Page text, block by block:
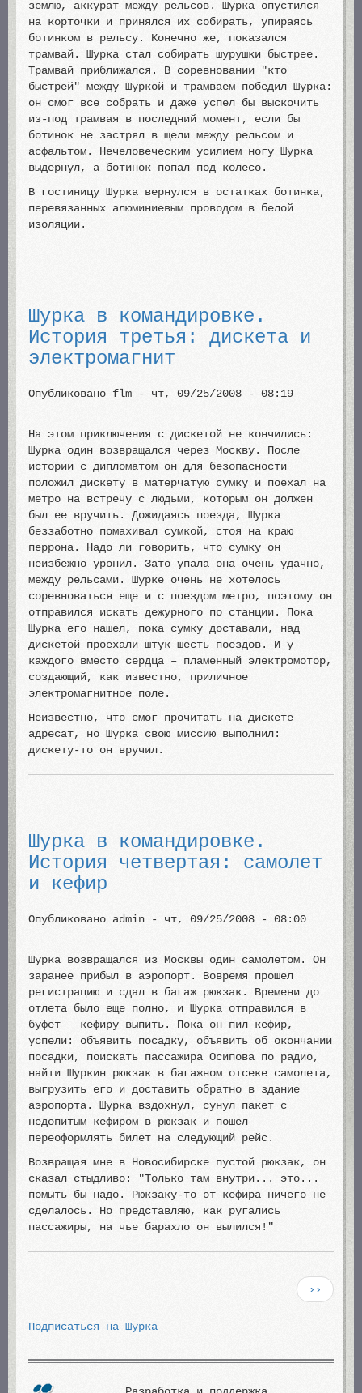
землю, аккурат между рельсов. Шурка опустился
на корточки и принялся их собирать, упираясь
ботинком в рельсу. Конечно же, показался
трамвай. Шурка стал собирать шурушки быстрее.
Трамвай приближался. В соревновании "кто
быстрей" между Шуркой и трамваем победил Шурка:
он смог все собрать и даже успел бы выскочить
из-под трамвая в последний момент, если бы
ботинок не застрял в щели между рельсом и
асфальтом. Нечеловеческим усилием ногу Шурка
выдернул, а ботинок попал под колесо.
В гостиницу Шурка вернулся в остатках ботинка,
перевязанных алюминиевым проводом в белой
изоляции.
Шурка в командировке.
История третья: дискета и
электромагнит
Опубликовано flm - чт, 09/25/2008 - 08:19
На этом приключения с дискетой не кончились:
Шурка один возвращался через Москву. После
истории с дипломатом он для безопасности
положил дискету в матерчатую сумку и поехал на
метро на встречу с людьми, которым он должен
был ее вручить. Дожидаясь поезда, Шурка
беззаботно помахивал сумкой, стоя на краю
перрона. Надо ли говорить, что сумку он
неизбежно уронил. Зато упала она очень удачно,
между рельсами. Шурке очень не хотелось
соревноваться еще и с поездом метро, поэтому он
отправился искать дежурного по станции. Пока
Шурка его нашел, пока сумку доставали, над
дискетой проехали штук шесть поездов. И у
каждого вместо сердца – пламенный электромотор,
создающий, как известно, приличное
электромагнитное поле.
Неизвестно, что смог прочитать на дискете
адресат, но Шурка свою миссию выполнил:
дискету-то он вручил.
Шурка в командировке.
История четвертая: самолет
и кефир
Опубликовано admin - чт, 09/25/2008 - 08:00
Шурка возвращался из Москвы один самолетом. Он
заранее прибыл в аэропорт. Вовремя прошел
регистрацию и сдал в багаж рюкзак. Времени до
отлета было еще полно, и Шурка отправился в
буфет – кефиру выпить. Пока он пил кефир,
успели: объявить посадку, объявить об окончании
посадки, поискать пассажира Осипова по радио,
найти Шуркин рюкзак в багажном отсеке самолета,
выгрузить его и доставить обратно в здание
аэропорта. Шурка вздохнул, сунул пакет с
недопитым кефиром в рюкзак и пошел
переоформлять билет на следующий рейс.
Возвращая мне в Новосибирске пустой рюкзак, он
сказал стыдливо: "Только там внутри... это...
помыть бы надо. Рюкзаку-то от кефира ничего не
сделалось. Но представляю, как ругались
пассажиры, на чье барахло он вылился!"
страница
››
Подписаться на Шурка